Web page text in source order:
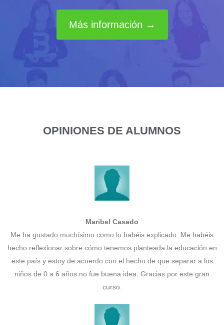
Más información →
OPINIONES DE ALUMNOS
Maribel Casado
Me ha gustado muchísimo como lo habéis explicado. Me habéis
hecho reflexionar sobre cómo tenemos planteada la educación en
este país y estoy de acuerdo con el hecho de que separar a los
niños de 0 a 6 años no fue buena idea. Gracias por este gran
curso.